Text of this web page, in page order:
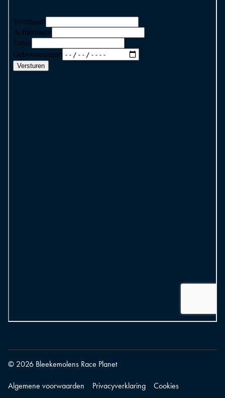
© 2026 Bleekemolens Race Planet
Algemene voorwaarden Privacyverklaring Cookies